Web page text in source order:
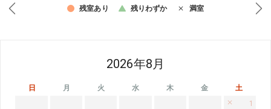
残室あり 残りわずか 満室
2026年8月
日 月 火 水 木 金
土
1